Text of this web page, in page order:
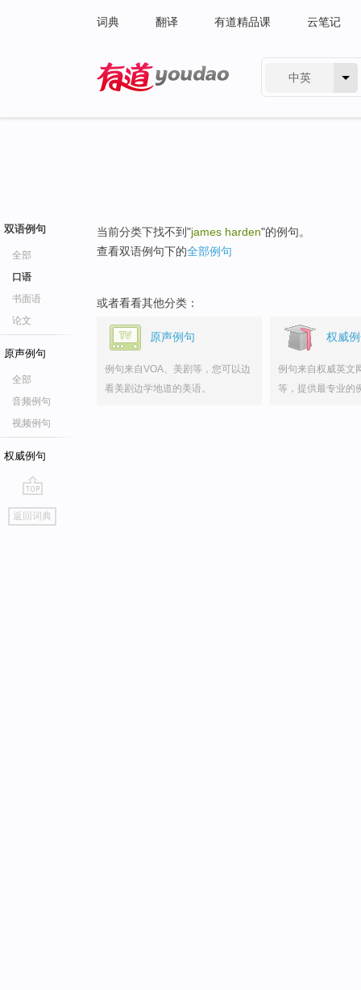
词典 翻译 有道精品课 云笔记
中英
双语例句
全部
口语
书面语
论文
原声例句
全部
音频例句
视频例句
权威例句
go
top
返回词典
当前分类下找不到"james harden"的例句。
查看双语例句下的全部例句
或者看看其他分类：
原声例句
例句来自VOA、美剧等，您可以边
看美剧边学地道的美语。
权威
例句来自权威英文
等，提供最专业的